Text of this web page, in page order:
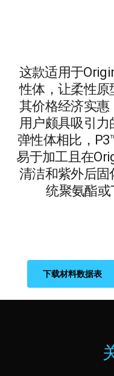
这款适用于
性体，让柔性原
其价格经济实
用户颇具吸引
弹性体相比，
易于加工且在
清洁和紫外后
统聚氨酯或
下载材料数据表